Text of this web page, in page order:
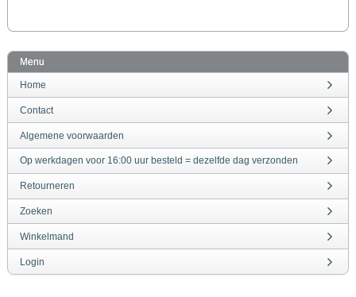
Menu
Home
Contact
Algemene voorwaarden
Op werkdagen voor 16:00 uur besteld = dezelfde dag verzonden
Retourneren
Zoeken
Winkelmand
Login